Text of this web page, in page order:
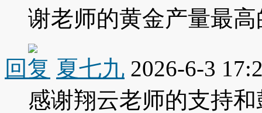
谢老师的黄金产量最
回复 夏七九 2026-6-3
感谢翔云老师的支持